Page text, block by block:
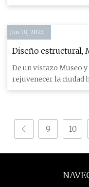
la noche. Has a
Jun 18, 2023
Diseño estructural,
sostenible para el
Ota
De un vistazo Museo
rejuvenecer la ciudad
instalación
9 10